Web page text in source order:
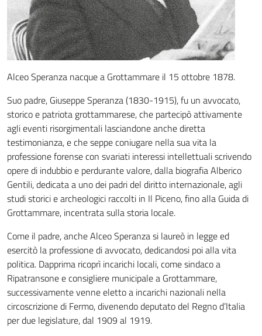
Alceo Speranza nacque a Grottammare il 15 ottobre 1878.
Suo padre, Giuseppe Speranza (1830-1915), fu un avvocato,
storico e patriota grottammarese, che partecipò attivamente
agli eventi risorgimentali lasciandone anche diretta
testimonianza, e che seppe coniugare nella sua vita la
professione forense con svariati interessi intellettuali scrivendo
opere di indubbio e perdurante valore, dalla biografia Alberico
Gentili, dedicata a uno dei padri del diritto internazionale, agli
studi storici e archeologici raccolti in Il Piceno, fino alla Guida di
Grottammare, incentrata sulla storia locale.
Come il padre, anche Alceo Speranza si laureò in legge ed
esercitò la professione di avvocato, dedicandosi poi alla vita
politica. Dapprima ricoprì incarichi locali, come sindaco a
Ripatransone e consigliere municipale a Grottammare,
successivamente venne eletto a incarichi nazionali nella
circoscrizione di Fermo, divenendo deputato del Regno d’Italia
per due legislature, dal 1909 al 1919.